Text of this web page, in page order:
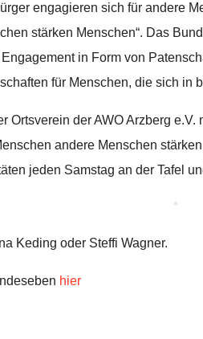
engagieren sich für andere
stärken Menschen“. Das
in Form von
für Menschen, die sich in
Ortsverein der AWO Arzberg
andere Menschen
jeden Samstag an der Tafel
Keding oder Steffi Wagner.
hier